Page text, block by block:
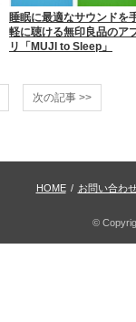
睡眠に最適なサウンドを
軽に聴ける無印良品のア
リ「MUJI to Sleep」
次の記事 >>
HOME / お問い合わ
©